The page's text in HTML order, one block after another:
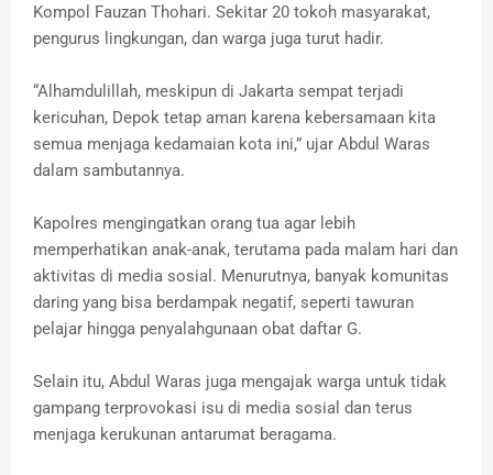
Kompol Fauzan Thohari. Sekitar 20 tokoh masyarakat,
pengurus lingkungan, dan warga juga turut hadir.
“Alhamdulillah, meskipun di Jakarta sempat terjadi
kericuhan, Depok tetap aman karena kebersamaan kita
semua menjaga kedamaian kota ini,” ujar Abdul Waras
dalam sambutannya.
Kapolres mengingatkan orang tua agar lebih
memperhatikan anak-anak, terutama pada malam hari dan
aktivitas di media sosial. Menurutnya, banyak komunitas
daring yang bisa berdampak negatif, seperti tawuran
pelajar hingga penyalahgunaan obat daftar G.
Selain itu, Abdul Waras juga mengajak warga untuk tidak
gampang terprovokasi isu di media sosial dan terus
menjaga kerukunan antarumat beragama.